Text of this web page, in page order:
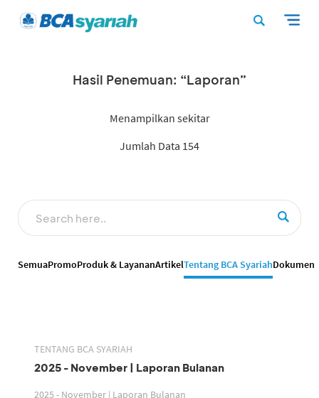
Hasil Penemuan: “Laporan”
Menampilkan sekitar
Jumlah Data 154
SemuaPromoProduk & LayananArtikelTentang BCA SyariahDokumen
TENTANG BCA SYARIAH
2025 - November | Laporan Bulanan
2025 - November | Laporan Bulanan